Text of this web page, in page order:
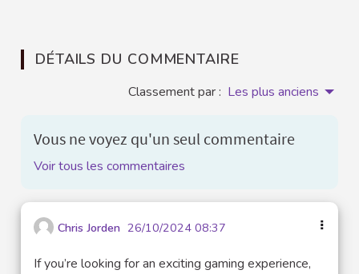
DÉTAILS DU COMMENTAIRE
Classement par : Les plus anciens
Vous ne voyez qu'un seul commentaire
Voir tous les commentaires
Chris Jorden 26/10/2024 08:37
If you’re looking for an exciting gaming experience,